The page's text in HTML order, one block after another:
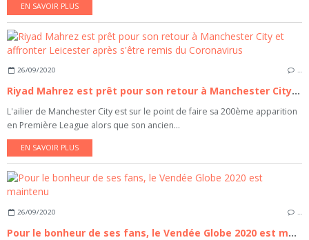
EN SAVOIR PLUS
26/09/2020 …
Riyad Mahrez est prêt pour son retour à Manchester City et affronter Leicester après s'être remis du Coronavirus
L'ailier de Manchester City est sur le point de faire sa 200ème apparition
en Première League alors que son ancien...
EN SAVOIR PLUS
26/09/2020 …
Pour le bonheur de ses fans, le Vendée Globe 2020 est maintenu